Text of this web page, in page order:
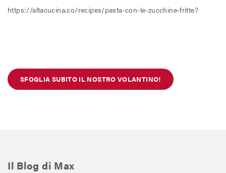
https://altacucina.co/recipes/pasta-con-le-zucchine-fritte?
SFOGLIA SUBITO IL NOSTRO VOLANTINO!
Il Blog di Max